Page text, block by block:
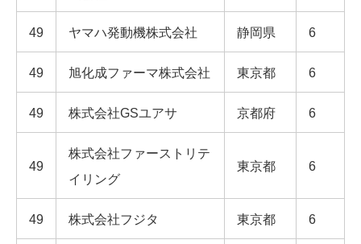
49 ヤマハ発動機株式会社 静岡県 6
49 旭化成ファーマ株式会社 東京都 6
49 株式会社GSユアサ 京都府 6
49
株式会社ファーストリテ
イリング
東京都 6
49 株式会社フジタ 東京都 6